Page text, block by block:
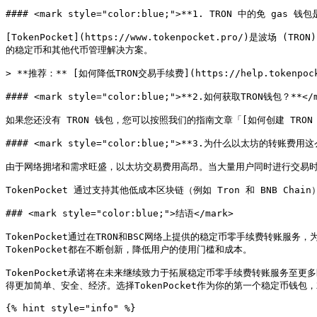
#### <mark style="color:blue;">**1. TRON 中的免 gas 钱包
[TokenPocket](https://www.tokenpocket.pro/)是波场 (TRON) 上免
的稳定币和其他代币管理解决方案。
> **推荐：** [如何降低TRON交易手续费](https://
#### <mark style="color:blue;">**2.如何获取TRON钱包？**</
如果您还没有 TRON 钱包，您可以按照我们的指南文章「[如何
#### <mark style="color:blue;">**3.为什么以太坊的转账费用这
由于网络拥堵和需求旺盛，以太坊交易费用高昂。当大量用户同时进行交
TokenPocket 通过支持其他低成本区块链（例如 Tron 和 BNB Chain）
### <mark style="color:blue;">结语</mark>
TokenPocket通过在TRON和BSC网络上提供的稳定币零手续费转账服务，
TokenPocket都在不断创新，降低用户的使用门槛和成本。
TokenPocket承诺将在未来继续致力于拓展稳定币零手续费转账服务至更
得更加简单、安全、经济。选择TokenPocket作为你的第一个稳定币钱包
{% hint style="info" %}